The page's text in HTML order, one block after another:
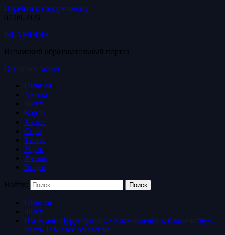
Перейти к содержимому
07.08.2026
ISLAMDINR
Исламский образовательный портал
Основное меню
Главная
Акыда
Фикх
Коран
Хадис
Сира
Тарих
Усуль
Фетвы
Видео
Найти:
Главная
Фикх
Имам аш-Шурунбулали: «Восхождение к блаженству».
Часть 1: Малое омовение